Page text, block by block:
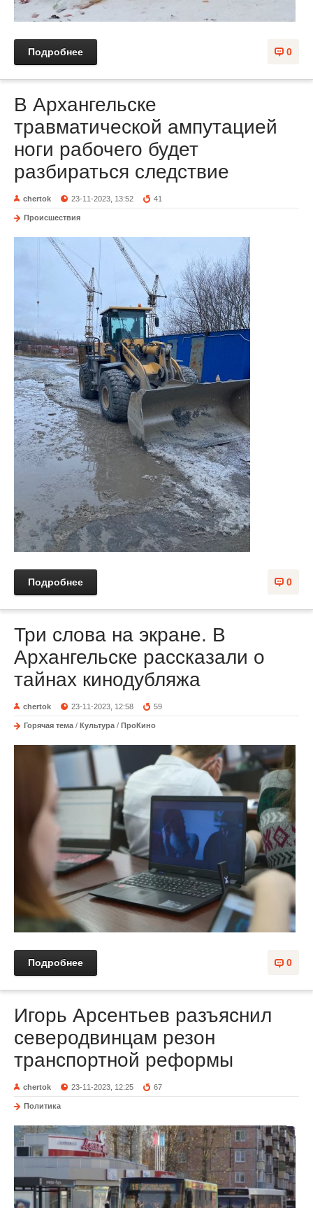
0
Подробнее
В Архангельске
травматической ампутацией
ноги рабочего будет
разбираться следствие
chertok 23-11-2023, 13:52 41
Происшествия
0
Подробнее
Три слова на экране. В
Архангельске рассказали о
тайнах кинодубляжа
chertok 23-11-2023, 12:58 59
Горячая тема / Культура / ПроКино
0
Подробнее
Игорь Арсентьев разъяснил
северодвинцам резон
транспортной реформы
chertok 23-11-2023, 12:25 67
Политика